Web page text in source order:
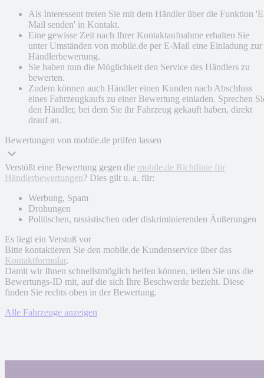
Als Interessent treten Sie mit dem Händler über die Funktion
Mail senden' in Kontakt.
Eine gewisse Zeit nach Ihrer Kontaktaufnahme erhalten Sie
unter Umständen von mobile.de per E-Mail eine Einladung zur
Händlerbewertung.
Sie haben nun die Möglichkeit den Service des Händlers zu
bewerten.
Zudem können auch Händler einen Kunden nach Abschluss
eines Fahrzeugkaufs zu einer Bewertung einladen. Sprechen
den Händler, bei dem Sie ihr Fahrzeug gekauft haben, direkt
drauf an.
Bewertungen von mobile.de prüfen lassen
Verstößt eine Bewertung gegen die mobile.de Richtlinie für
Händlerbewertungen? Dies gilt u. a. für:
Werbung, Spam
Drohungen
Politischen, rassistischen oder diskriminierenden Äußerungen
Es liegt ein Verstoß vor
Bitte kontaktieren Sie den mobile.de Kundenservice über das
Kontaktformular.
Damit wir Ihnen schnellstmöglich helfen können, teilen Sie uns die
Bewertungs-ID mit, auf die sich Ihre Beschwerde bezieht. Diese
finden Sie rechts oben in der Bewertung.
Alle Fahrzeuge anzeigen